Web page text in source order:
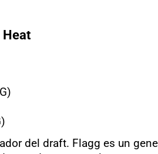
del draft. Flagg es un